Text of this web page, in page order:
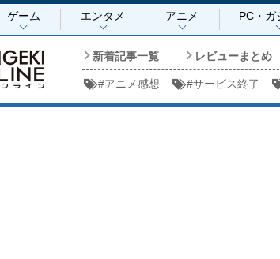
ゲーム エンタメ アニメ PC・ガ
新着記事一覧 レビューまとめ
#アニメ感想 #サービス終了